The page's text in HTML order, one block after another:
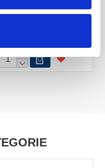
smarald cub fatetat